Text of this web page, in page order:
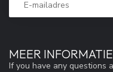
MEER INFORMATIE
If you have any questions